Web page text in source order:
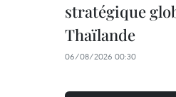
stratégique
Thaïlande
06/08/2026 00:30